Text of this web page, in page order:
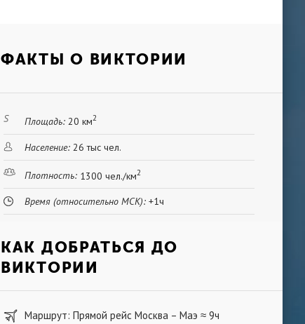
ФАКТЫ О ВИКТОРИИ
Площадь: 20 км2
Население: 26 тыс чел.
Плотность: 1300 чел./км2
Время (относительно МСК): +1ч
КАК ДОБРАТЬСЯ ДО
ВИКТОРИИ
Маршрут: Прямой рейс Москва – Маэ ≈ 9ч